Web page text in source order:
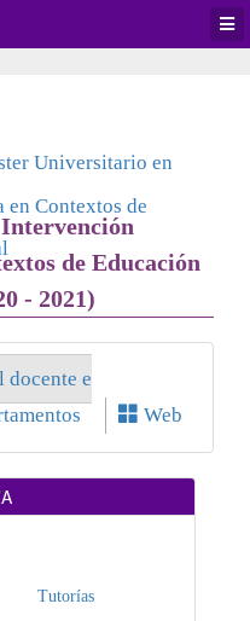
Universitario en
Contextos de
de Educación
- 2021)
docente e
Web
Tutorías